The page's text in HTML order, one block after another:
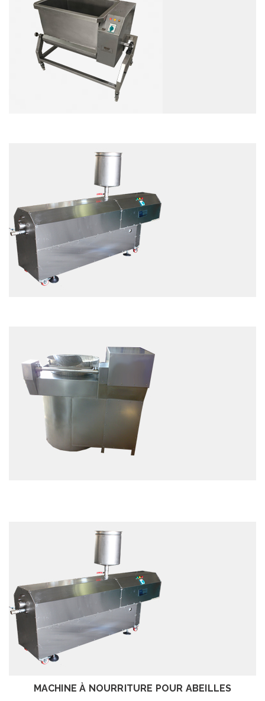
EXAMEN
EXAMEN
MACHINE À NOURRITURE POUR ABEILLES